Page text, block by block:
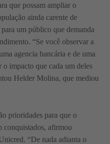
que possam ampliar o
ainda carente de
um público que demanda
“Se você observar a
agencia bancária e de uma
impacto que cada um deles
Helder Molina, que mediou
prioridades para que o
conquistados, afirmou
“De nada adianta o